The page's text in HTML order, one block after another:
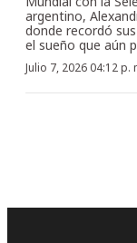
argentino,
donde recordó
el sueño que aún
Julio 7, 2026 04:12 p.